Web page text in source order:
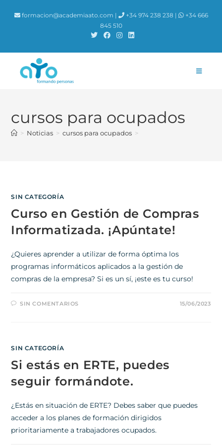
formacion@academiaato.com | +34 974 238 238 |
+34 666
845 510
cursos para ocupados
> Noticias > cursos para ocupados >
SIN CATEGORÍA
Curso en Gestión de Compras
Informatizada. ¡Apúntate!
¿Quieres aprender a utilizar de forma óptima los
programas informáticos aplicados a la gestión de
compras de la empresa? Si es un sí, ¡este es tu curso!
SIN COMENTARIOS 15/06/2023
SIN CATEGORÍA
Si estás en ERTE, puedes
seguir formándote.
¿Estás en situación de ERTE? Debes saber que puedes
acceder a los planes de formación dirigidos
prioritariamente a trabajadores ocupados.